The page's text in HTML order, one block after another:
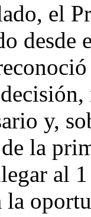
el
y,
la
al
la